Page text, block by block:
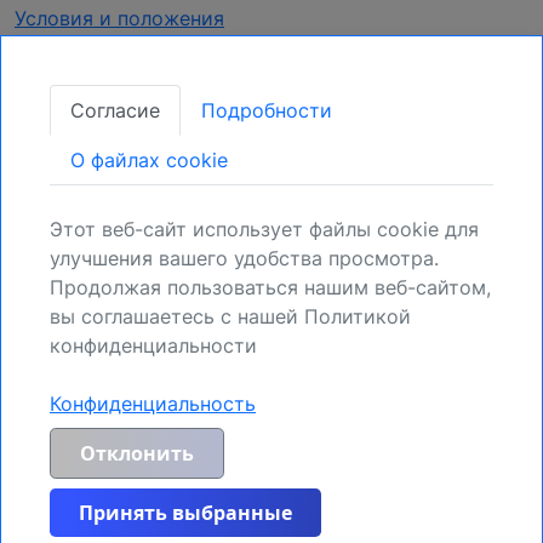
Условия и положения
Получать обновления
Закрепите свою позицию:
Зарегистрируйтесь для получения новых
возможностей.
Регистрация
Общее предупреждение о рисках и отказ от ответственности:
MyIndicators.ch явно исключает любую ответственность за риски,
возникающие в результате инвестиционных сделок или иных
распоряжений активами, осуществляемых клиентом на основе
полученной информации или рыночного анализа. Вся информация,
предоставленная здесь, носит общий характер и предоставляется
Согласие Подробности
O файлах cookie
Этот веб-сайт использует файлы cookie для
улучшения вашего удобства просмотра.
Продолжая пользоваться нашим веб-сайтом,
вы соглашаетесь с нашей Политикой
конфиденциальности
Конфиденциальность
Отклонить
Принять выбранные